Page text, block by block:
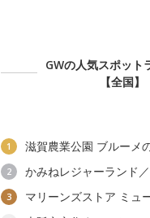
GWの人気スポット
【全国】
1 滋賀農業公園 ブルーメ
2 かみねレジャーランド
3 マリーンズストア ミュ